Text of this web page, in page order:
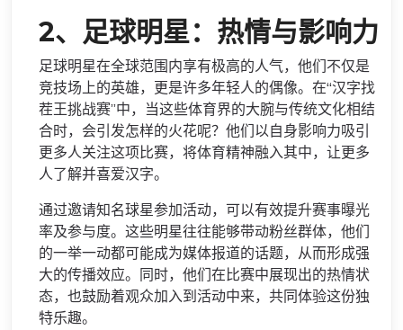
2、足球明星：热情与影响力
足球明星在全球范围内享有极高的人气，他们不仅是
竞技场上的英雄，更是许多年轻人的偶像。在“汉字找
茬王挑战赛”中，当这些体育界的大腕与传统文化相结
合时，会引发怎样的火花呢？他们以自身影响力吸引
更多人关注这项比赛，将体育精神融入其中，让更多
人了解并喜爱汉字。
通过邀请知名球星参加活动，可以有效提升赛事曝光
率及参与度。这些明星往往能够带动粉丝群体，他们
的一举一动都可能成为媒体报道的话题，从而形成强
大的传播效应。同时，他们在比赛中展现出的热情状
态，也鼓励着观众加入到活动中来，共同体验这份独
特乐趣。